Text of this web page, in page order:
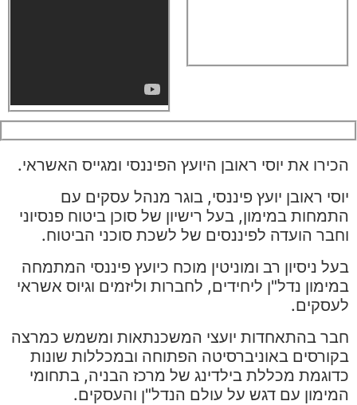
הכירו את יוסי ראובן היועץ הפיננסי ומגייס האשראי.
יוסי ראובן יועץ פיננסי, בוגר מנהל עסקים עם
התמחות במימון, בעל רישיון של סוכן ביטוח פנסיוני
וחבר הועדה לפיננסים של לשכת סוכני הביטוח.
בעל ניסיון רב ומוניטין מוכח כיועץ פיננסי המתמחה
במימון נדל"ן ליחידים, לחברות וליזמים וגיוס אשראי
לעסקים.
חבר בהתאחדות יועצי המשכנתאות ומשמש כמרצה
בקורסים באוניברסיטה הפתוחה ובמכללות שונות
כדוגמת מכללת בילדינג של מרכז הבניה, בתחומי
המימון עם דגש על עולם הנדל"ן והעסקים.